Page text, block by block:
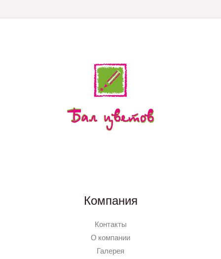
Компания
Контакты
О компании
Галерея